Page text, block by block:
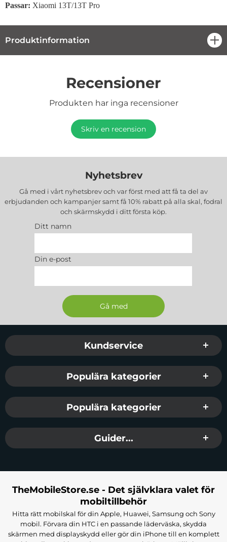
Passar: Xiaomi 13T/13T Pro
Produktinformation
Recensioner
Produkten har inga recensioner
Skriv en recension
Nyhetsbrev
Gå med i vårt nyhetsbrev och var först med att få ta del av
erbjudanden och kampanjer samt få 10% rabatt på alla skal, fodral
och skärmskydd i ditt första köp.
Ditt namn
Din e-post
Sidfot Blandad info och länkar
Kundservice
Populära kategorier
Populära kategorier
Guider...
TheMobileStore.se - Det självklara valet för
mobiltillbehör
Hitta rätt mobilskal för din Apple, Huawei, Samsung och Sony
mobil. Förvara din HTC i en passande läderväska, skydda
skärmen med displayskydd eller gör din iPhone till en komplett